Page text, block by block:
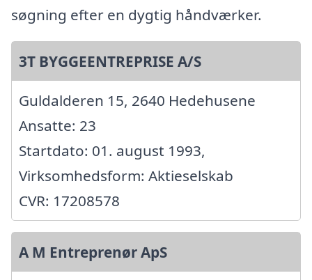
søgning efter en dygtig håndværker.
3T BYGGEENTREPRISE A/S
Guldalderen 15, 2640 Hedehusene
Ansatte: 23
Startdato: 01. august 1993,
Virksomhedsform: Aktieselskab
CVR: 17208578
A M Entreprenør ApS